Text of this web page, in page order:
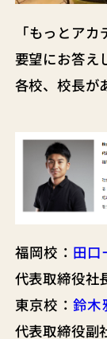
「もっとア
要望にお答え
各校、校長が
福岡校： 田口
代表取締役社
東京校：鈴木
代表取締役副